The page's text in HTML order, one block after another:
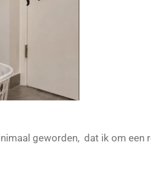
geworden, dat ik om een